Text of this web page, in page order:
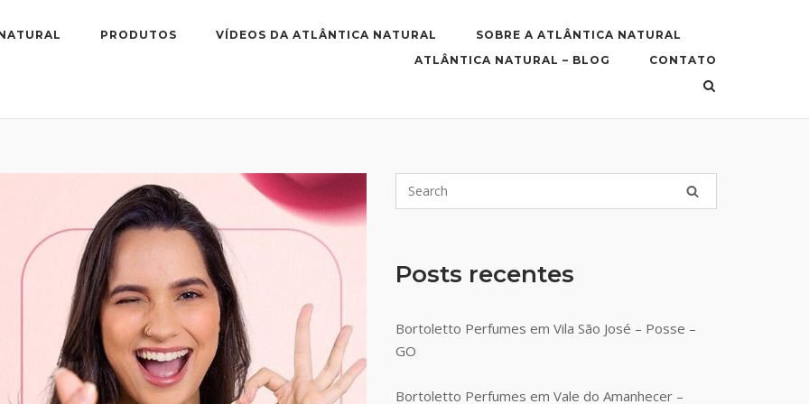
PRODUTOS VÍDEOS DA ATLÂNTICA NATURAL
SOBRE A ATLÂNTICA NATURAL
ATLÂNTICA NATURAL – BLOG
CONTATO
Posts recentes
Bortoletto Perfumes em Vila São José – Posse –
GO
Bortoletto Perfumes em Vale do Amanhecer –